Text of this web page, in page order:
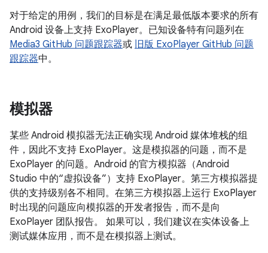
对于给定的用例，我们的目标是在满足最低版本要求的所有
Android 设备上支持 ExoPlayer。已知设备特有问题列在
Media3 GitHub 问题跟踪器或 旧版 ExoPlayer GitHub 问题
跟踪器中。
模拟器
某些 Android 模拟器无法正确实现 Android 媒体堆栈的组
件，因此不支持 ExoPlayer。这是模拟器的问题，而不是
ExoPlayer 的问题。Android 的官方模拟器（Android
Studio 中的“虚拟设备”）支持 ExoPlayer。第三方模拟器提
供的支持级别各不相同。在第三方模拟器上运行 ExoPlayer
时出现的问题应向模拟器的开发者报告，而不是向
ExoPlayer 团队报告。 如果可以，我们建议在实体设备上
测试媒体应用，而不是在模拟器上测试。